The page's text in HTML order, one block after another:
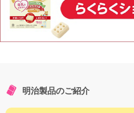
明治製品のご紹介